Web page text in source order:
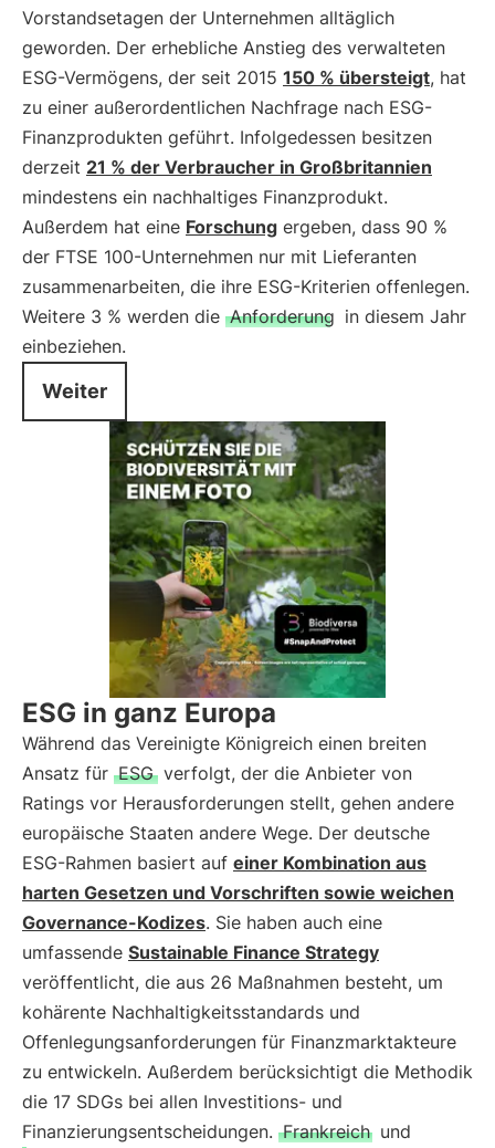
Vorstandsetagen der Unternehmen alltäglich
geworden. Der erhebliche Anstieg des verwalteten
ESG-Vermögens, der seit 2015 150 % übersteigt, hat
zu einer außerordentlichen Nachfrage nach ESG-
Finanzprodukten geführt. Infolgedessen besitzen
derzeit 21 % der Verbraucher in Großbritannien
mindestens ein nachhaltiges Finanzprodukt.
Außerdem hat eine Forschung ergeben, dass 90 %
der FTSE 100-Unternehmen nur mit Lieferanten
zusammenarbeiten, die ihre ESG-Kriterien offenlegen.
Weitere 3 % werden die Anforderung in diesem Jahr
einbeziehen.
Weiter
ESG in ganz Europa
Während das Vereinigte Königreich einen breiten
Ansatz für ESG verfolgt, der die Anbieter von
Ratings vor Herausforderungen stellt, gehen andere
europäische Staaten andere Wege. Der deutsche
ESG-Rahmen basiert auf einer Kombination aus
harten Gesetzen und Vorschriften sowie weichen
Governance-Kodizes. Sie haben auch eine
umfassende Sustainable Finance Strategy
veröffentlicht, die aus 26 Maßnahmen besteht, um
kohärente Nachhaltigkeitsstandards und
Offenlegungsanforderungen für Finanzmarktakteure
zu entwickeln. Außerdem berücksichtigt die Methodik
die 17 SDGs bei allen Investitions- und
Finanzierungsentscheidungen. Frankreich und